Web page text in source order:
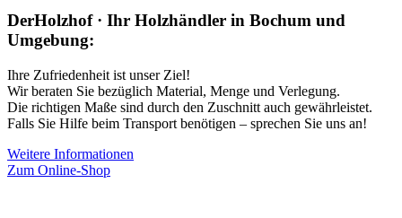
DerHolzhof · Ihr Holzhändler in Bochum und
Umgebung:
Ihre Zufriedenheit ist unser Ziel!
Wir beraten Sie bezüglich Material, Menge und Verlegung.
Die richtigen Maße sind durch den Zuschnitt auch gewährleistet.
Falls Sie Hilfe beim Transport benötigen – sprechen Sie uns an!
Weitere Informationen
Zum Online-Shop